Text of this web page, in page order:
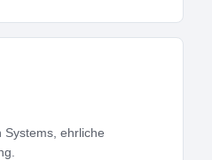
Systems, ehrliche